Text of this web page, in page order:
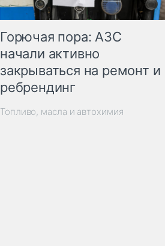
Горючая пора: АЗС
начали активно
закрываться на ремонт и
ребрендинг
Топливо, масла и автохимия